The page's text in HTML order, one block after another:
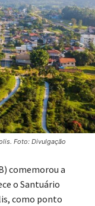
Foto: Divulgação
comemorou a
o Santuário
como ponto